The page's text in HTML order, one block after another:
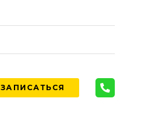
ЗАПИСАТЬСЯ